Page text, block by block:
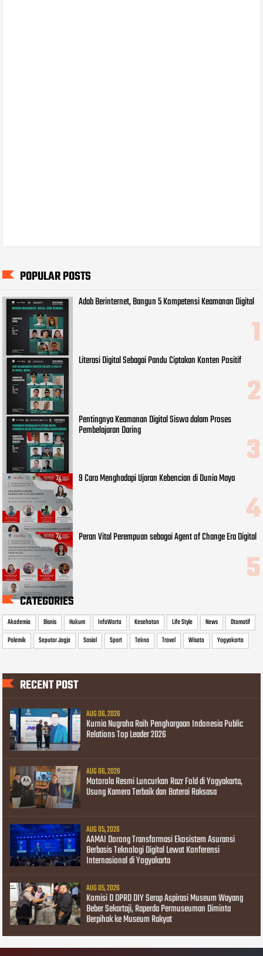
POPULAR POSTS
Adab Berinternet, Bangun 5 Kompetensi Keamanan Digital
Literasi Digital Sebagai Pandu Ciptakan Konten Positif
Pentingnya Keamanan Digital Siswa dalam Proses
Pembelajaran Daring
9 Cara Menghadapi Ujaran Kebencian di Dunia Maya
Peran Vital Perempuan sebagai Agent of Change Era Digital
CATEGORIES
Akademia Bisnis Hukum InfoWarta Kesehatan Life Style News
Otomotif
Polemik
Seputar Jogja Sosial Sport Tekno Travel Wisata Yogyakarta
RECENT POST
AUG 06, 2026
Kurnia Nugraha Raih Penghargaan Indonesia Public
Relations Top Leader 2026
AUG 06, 2026
Motorola Resmi Luncurkan Razr Fold di Yogyakarta,
Usung Kamera Terbaik dan Baterai Raksasa
AUG 05, 2026
AAMAI Dorong Transformasi Ekosistem Asuransi
Berbasis Teknologi Digital Lewat Konferensi
Internasional di Yogyakarta
AUG 05, 2026
Komisi D DPRD DIY Serap Aspirasi Museum Wayang
Beber Sekartaji, Raperda Permuseuman Diminta
Berpihak ke Museum Rakyat